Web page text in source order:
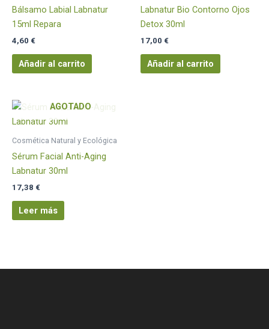
Bálsamo Labial Labnatur
15ml Repara
4,60 €
Añadir al carrito
Labnatur Bio Contorno Ojos
Detox 30ml
17,00 €
Añadir al carrito
AGOTADO
Cosmética Natural y Ecológica
Sérum Facial Anti-Aging
Labnatur 30ml
17,38 €
Leer más